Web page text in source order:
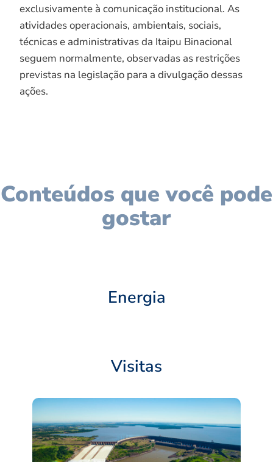
exclusivamente à comunicação institucional. As
atividades operacionais, ambientais, sociais,
técnicas e administrativas da Itaipu Binacional
seguem normalmente, observadas as restrições
previstas na legislação para a divulgação dessas
ações.
Conteúdos que você pode
gostar
Energia
Visitas